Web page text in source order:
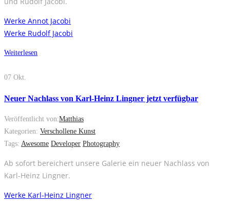
Werke Annot Jacobi
Werke Rudolf Jacobi
Weiterlesen
07 Okt.
Neuer Nachlass von Karl-Heinz Lingner jetzt verfügbar
Veröffentlicht von:Matthias
Kategorien: Verschollene Kunst
Tags: Awesome Developer Photography
Ab sofort bereichert unsere Galerie ein neuer Nachlass von
Karl-Heinz Lingner.
Werke Karl-Heinz Lingner